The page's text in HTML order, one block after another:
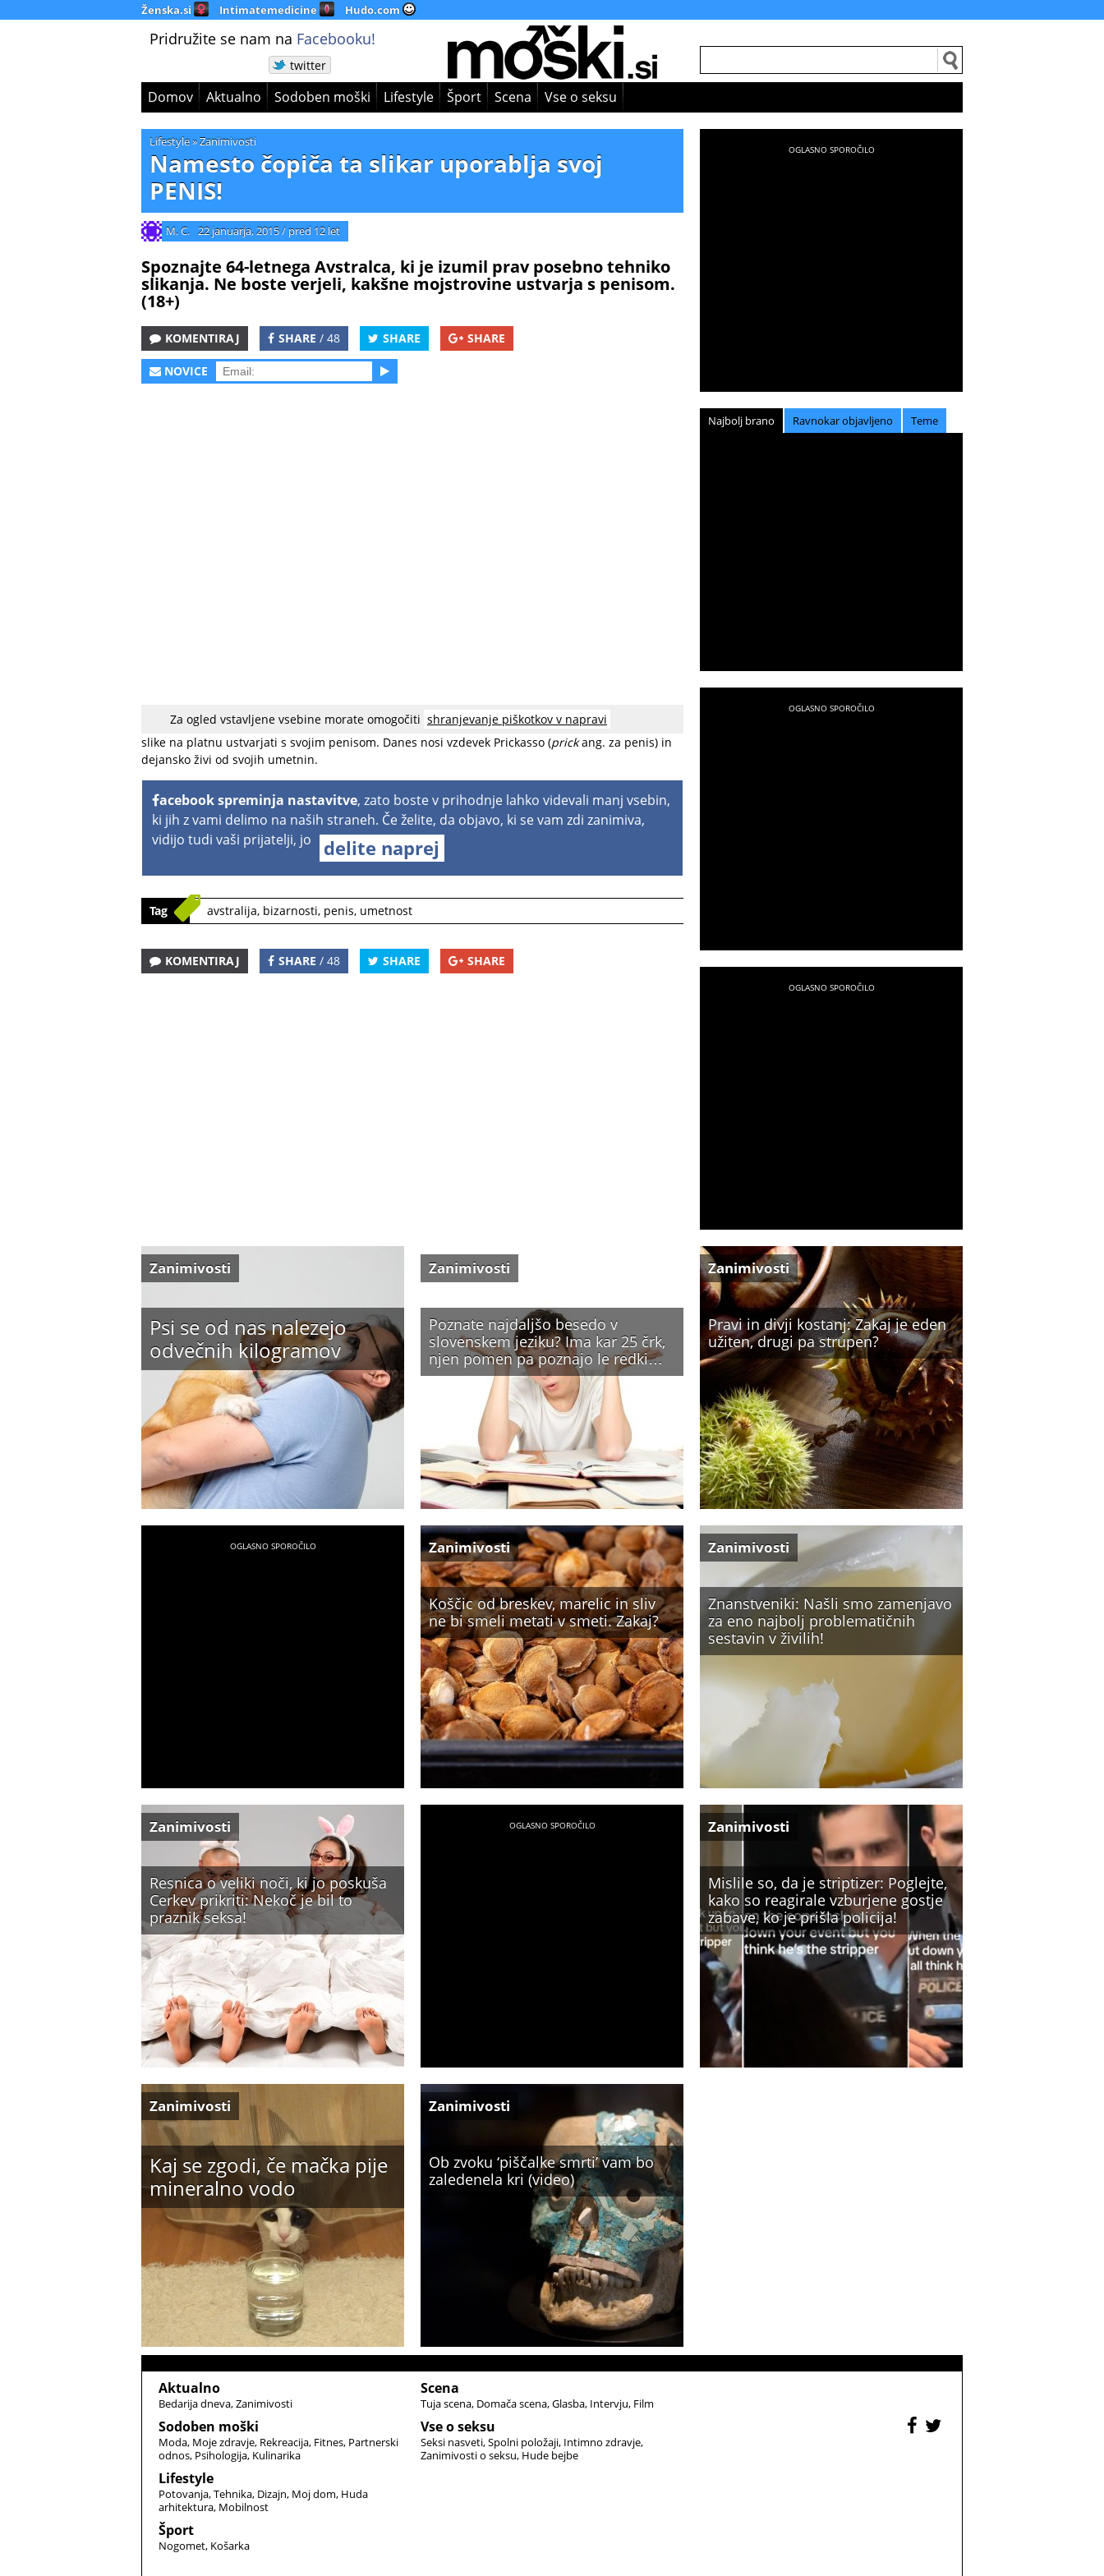
Ženska.si Intimatemedicine Hudo.com
Pridružite se nam na Facebooku!
twitter
Domov Aktualno Sodoben moški Lifestyle Šport Scena Vse o seksu
Lifestyle»Zanimivosti
Namesto čopiča ta slikar uporablja svoj
PENIS!
M. C. 22 januarja, 2015/ pred 12 let
Spoznajte 64-letnega Avstralca, ki je izumil prav posebno tehniko
slikanja. Ne boste verjeli, kakšne mojstrovine ustvarja s penisom.
(18+)
KOMENTIRAJ SHARE / 48 SHARE SHARE
NOVICE
Za ogled vstavljene vsebine morate omogočiti shranjevanje piškotkov v napravi
64-letni amaterski umetnik je pred desetletjem prišel na izvirno idejo. Namesto s čopičem je začel
slike na platnu ustvarjati s svojim penisom. Danes nosi vzdevek Prickasso (prickang. za penis) in
dejansko živi od svojih umetnin.
acebook spreminja nastavitve, zato boste v prihodnje lahko videvali manj vsebin,
ki jih z vami delimo na naših straneh. Če želite, da objavo, ki se vam zdi zanimiva,
vidijo tudi vaši prijatelji, jo
delite naprej
Tag avstralija, bizarnosti, penis, umetnost
KOMENTIRAJ SHARE / 48 SHARE SHARE
Najbolj brano Ravnokar objavljeno Teme
Psi se od nas nalezejo
odvečnih kilogramov
Zanimivosti
Poznate najdaljšo besedo v
slovenskem jeziku? Ima kar 25 črk,
njen pomen pa poznajo le redki…
Zanimivosti
Pravi in divji kostanj: Zakaj je eden
užiten, drugi pa strupen?
Zanimivosti
Koščic od breskev, marelic in sliv
ne bi smeli metati v smeti. Zakaj?
Zanimivosti
Znanstveniki: Našli smo zamenjavo
za eno najbolj problematičnih
sestavin v živilih!
Zanimivosti
Resnica o veliki noči, ki jo poskuša
Cerkev prikriti: Nekoč je bil to
praznik seksa!
Zanimivosti
Mislile so, da je striptizer: Poglejte,
kako so reagirale vzburjene gostje
zabave, ko je prišla policija!
Zanimivosti
Kaj se zgodi, če mačka pije
mineralno vodo
Zanimivosti
Ob zvoku ‘piščalke smrti’ vam bo
zaledenela kri (video)
Zanimivosti
Aktualno
Bedarija dneva Zanimivosti
Sodoben moški
Moda Moje zdravje Rekreacija Fitnes Partnerski
odnos Psihologija Kulinarika
Lifestyle
Potovanja Tehnika Dizajn Moj dom Huda
arhitektura Mobilnost
Šport
Nogomet Košarka
Scena
Tuja scena Domača scena Glasba Intervju Film
Vse o seksu
Seksi nasveti Spolni položaji Intimno zdravje
Zanimivosti o seksu Hude bejbe